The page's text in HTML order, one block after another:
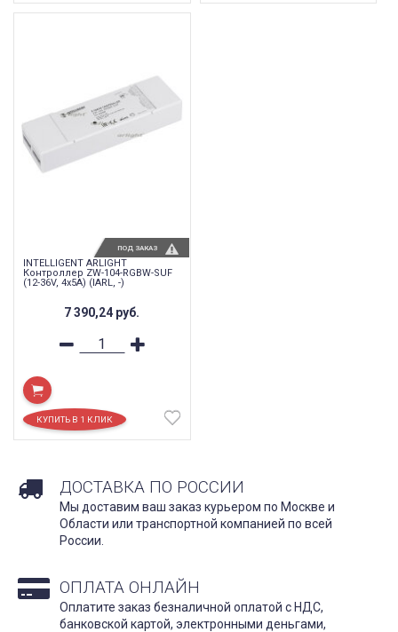
INTELLIGENT ARLIGHT
Контроллер ZW-104-RGBW-SUF
(12-36V, 4x5A) (IARL, -)
7 390,24 руб.
ПОД ЗАКАЗ
ДОСТАВКА ПО РОССИИ
Мы доставим ваш заказ курьером по Москве и
Области или транспортной компанией по всей
России.
ОПЛАТА ОНЛАЙН
Оплатите заказ безналичной оплатой с НДС,
банковской картой, электронными деньгами,